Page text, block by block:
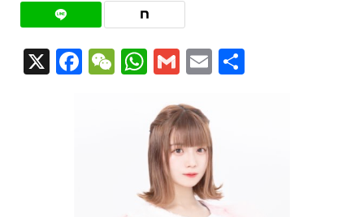
X Facebook
WeChat
WhatsApp
GmailEmail